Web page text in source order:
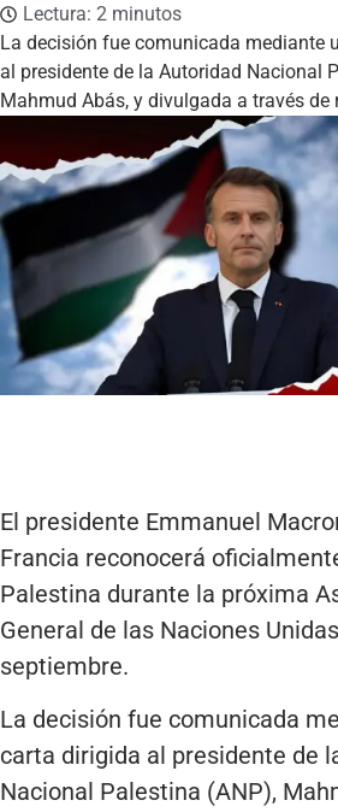
Lectura: 2 minutos
La decisión fue comunicada mediante
al presidente de la Autoridad Nacional
Mahmud Abás, y divulgada a través de
El presidente Emmanuel
Francia reconocerá
Palestina durante la próxima
General de las Naciones
septiembre.
La decisión fue comunicada
carta dirigida al presidente de
Nacional Palestina (ANP),